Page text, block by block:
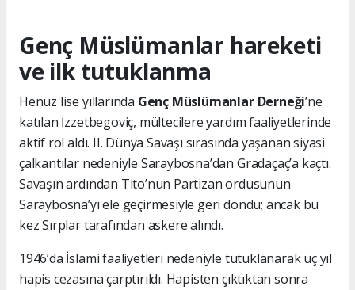
Genç Müslümanlar hareketi
ve ilk tutuklanma
Henüz lise yıllarında Genç Müslümanlar Derneği’ne
katılan İzzetbegoviç, mültecilere yardım faaliyetlerinde
aktif rol aldı. II. Dünya Savaşı sırasında yaşanan siyasi
çalkantılar nedeniyle Saraybosna’dan Gradaçaç’a kaçtı.
Savaşın ardından Tito’nun Partizan ordusunun
Saraybosna’yı ele geçirmesiyle geri döndü; ancak bu
kez Sırplar tarafından askere alındı.
1946’da İslami faaliyetleri nedeniyle tutuklanarak üç yıl
hapis cezasına çarptırıldı. Hapisten çıktıktan sonra